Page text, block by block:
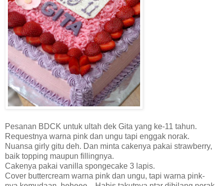
Pesanan BDCK untuk ultah dek Gita yang ke-11 tahun.
Requestnya warna pink dan ungu tapi enggak norak.
Nuansa girly gitu deh. Dan minta cakenya pakai strawberry,
baik topping maupun fillingnya.
Cakenya pakai vanilla spongecake 3 lapis.
Cover buttercream warna pink dan ungu, tapi warna pink-